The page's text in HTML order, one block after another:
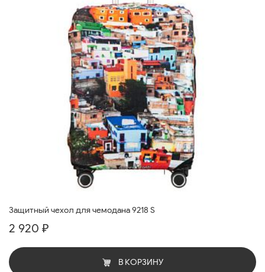
Защитный чехол для чемодана 9218 S
2 920 ₽
В КОРЗИНУ